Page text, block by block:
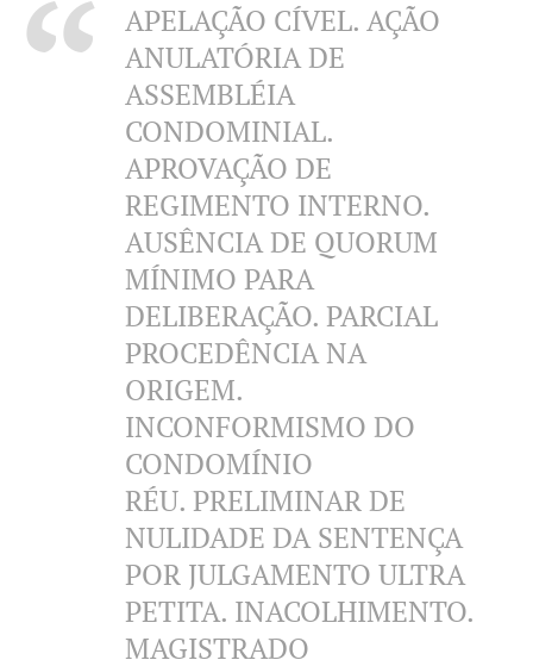
APELAÇÃO CÍVEL. AÇÃO
ANULATÓRIA DE
ASSEMBLÉIA
CONDOMINIAL.
APROVAÇÃO DE
REGIMENTO INTERNO.
AUSÊNCIA DE QUORUM
MÍNIMO PARA
DELIBERAÇÃO. PARCIAL
PROCEDÊNCIA NA
ORIGEM.
INCONFORMISMO DO
CONDOMÍNIO
RÉU. PRELIMINAR DE
NULIDADE DA SENTENÇA
POR JULGAMENTO ULTRA
PETITA. INACOLHIMENTO.
MAGISTRADO